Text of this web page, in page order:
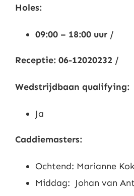
Contact
Holes:
09:00 – 18:00 uur /
Receptie: 06-12020232 /
Wedstrijdbaan qualifying:
Ja
Caddiemasters:
Ochtend: Marianne
Middag: Johan van